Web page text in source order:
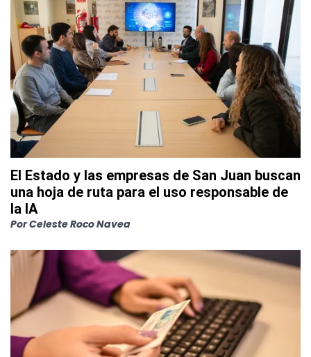
El Estado y las empresas de San Juan buscan
una hoja de ruta para el uso responsable de
la IA
PorCeleste Roco Navea